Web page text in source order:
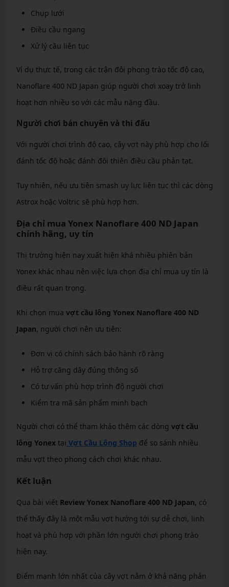
Chụp lưới
Điều cầu ngang
Xử lý cầu liên tục
Ví dụ thực tế, trong các trận đôi phong trào tốc độ cao,
Nanoflare 400 ND Japan giúp người chơi xoay trở linh
hoạt hơn nhiều so với các mẫu nặng đầu.
Người chơi bán chuyên và thi đấu
Với người chơi trình độ cao, cây vợt này phù hợp cho lối
đánh tốc độ hoặc đánh đôi thiên điều cầu phản tạt.
Tuy nhiên, nếu ưu tiên smash uy lực liên tục thì các dòng
Astrox hoặc Voltric sẽ phù hợp hơn.
Địa chỉ mua Yonex Nanoflare 400 ND Japan
chính hãng, uy tín
Thị trường hiện nay xuất hiện khá nhiều phiên bản
Yonex khác nhau nên việc lựa chọn địa chỉ mua uy tín là
điều rất quan trọng.
Khi chọn mua vợt cầu lông Yonex Nanoflare 400 ND
Japan, người chơi nên ưu tiên:
Đơn vị có chính sách bảo hành rõ ràng
Hỗ trợ căng dây đúng thông số
Có tư vấn phù hợp trình độ người chơi
Kiểm tra mã sản phẩm minh bạch
Người chơi có thể tham khảo thêm các dòng vợt cầu
lông Yonextại Vợt Cầu Lông Shop để so sánh nhiều
mẫu vợt theo phong cách chơi khác nhau.
Kết luận
Qua bài viết Review Yonex Nanoflare 400 ND Japan, có
thể thấy đây là một mẫu vợt hướng tới sự dễ chơi, linh
hoạt và phù hợp với phần lớn người chơi phong trào
hiện nay.
Điểm mạnh lớn nhất của cây vợt nằm ở khả năng phản